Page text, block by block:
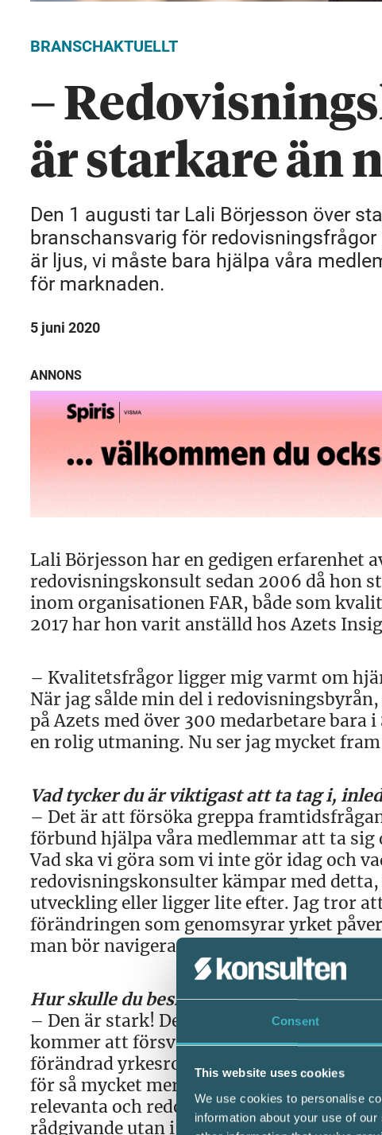
Consent
This website uses cookies
We use cookies to personalise
information about your use of
BRANSCHAKTUELLT
–
är starkare än
Den 1 augusti tar Lali Börjesson över
branschansvarig för
är ljus, vi måste bara hjälpa våra
för marknaden.
5 juni 2020
ANNONS
Lali Börjesson har en gedigen erfarenhet
redovisningskonsult sedan 2006 då hon
inom organisationen FAR, både som
2017 har hon varit anställd hos Azets
– Kvalitetsfrågor ligger mig varmt om
När jag sålde min del i
på Azets med över 300 medarbetare bara
en rolig utmaning. Nu ser jag mycket
Vad tycker du är viktigast att ta tag i,
– Det är att försöka greppa
förbund hjälpa våra medlemmar att ta
Vad ska vi göra som vi inte gör idag och
redovisningskonsulter kämpar med
utveckling eller ligger lite efter. Jag tror
förändringen som genomsyrar yrket
man bör navigera.
Hur skulle du beskriva
– Den är stark! Den här förutsägelsen att
kommer att försvinna är helt enkel inte
förändrad yrkesroll. Automatiseringen av
för så mycket mer. Vi som förbund ska
relevanta och redo för marknaden.
rådgivande utan i högre grad mer